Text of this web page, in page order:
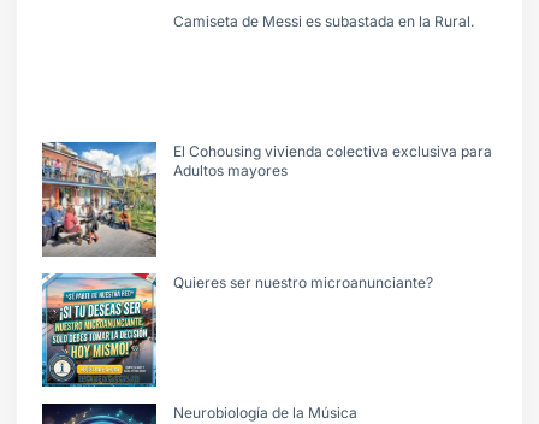
Camiseta de Messi es subastada en la Rural.
El Cohousing vivienda colectiva exclusiva para
Adultos mayores
Quieres ser nuestro microanunciante?
Neurobiología de la Música